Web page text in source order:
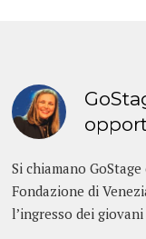
Si chiamano
Fondazione di
l’ingresso dei